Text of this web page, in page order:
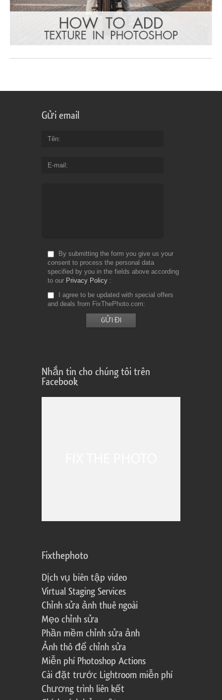
Gửi email
Tên
E-mail
By submitting the form you give us your
consent to process the personal data
specified by you in the fields above according
to our Privacy Policy
I agree to be updated with special offers
and deals from FixThePhoto.com
Nhắn tin cho chúng tôi trên
Facebook
Fixthephoto
Dịch vụ biên tập video
Virtual Staging Services
Chỉnh sửa ảnh thuê ngoài
Mẹo chỉnh sửa
Phần mềm chỉnh sửa ảnh
Ảnh thô để chỉnh sửa
Miễn phí Photoshop Actions
Cài đặt trước Lightroom miễn phí
Chương trình liên kết